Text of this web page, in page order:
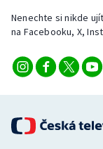
Vodní slalom
Nenechte si nikde
na Facebooku, X,